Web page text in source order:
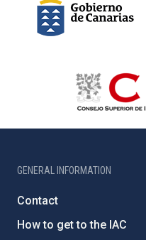
GENERAL INFORMATION
Contact
How to get to the IAC